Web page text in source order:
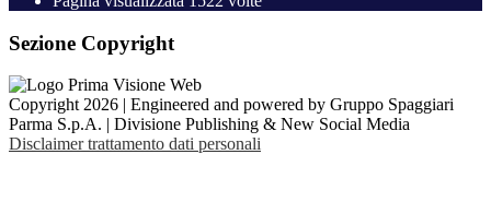
Sezione Copyright
Copyright 2026 | Engineered and powered by Gruppo Spaggiari
Parma S.p.A. | Divisione Publishing & New Social Media
Disclaimer trattamento dati personali